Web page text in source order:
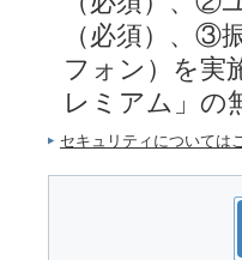
（必須）、③
フォン）を実
レミアム」の
セキュリティについては